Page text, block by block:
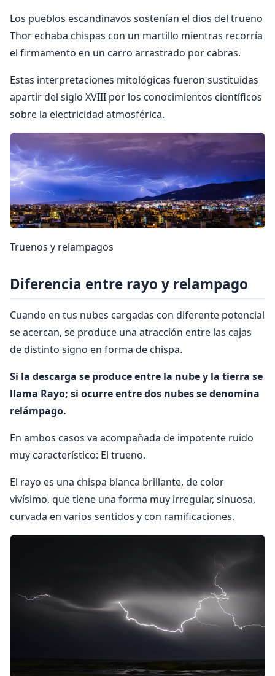
Los pueblos escandinavos sostenían el dios del trueno
Thor echaba chispas con un martillo mientras recorría
el firmamento en un carro arrastrado por cabras.
Estas interpretaciones mitológicas fueron sustituidas
apartir del siglo XVIII por los conocimientos científicos
sobre la electricidad atmosférica.
Truenos y relampagos
Diferencia entre rayo y relampago
Cuando en tus nubes cargadas con diferente potencial
se acercan, se produce una atracción entre las cajas
de distinto signo en forma de chispa.
Si la descarga se produce entre la nube y la tierra se
llama Rayo; si ocurre entre dos nubes se denomina
relámpago.
En ambos casos va acompañada de impotente ruido
muy característico: El trueno.
El rayo es una chispa blanca brillante, de color
vivísimo, que tiene una forma muy irregular, sinuosa,
curvada en varios sentidos y con ramificaciones.